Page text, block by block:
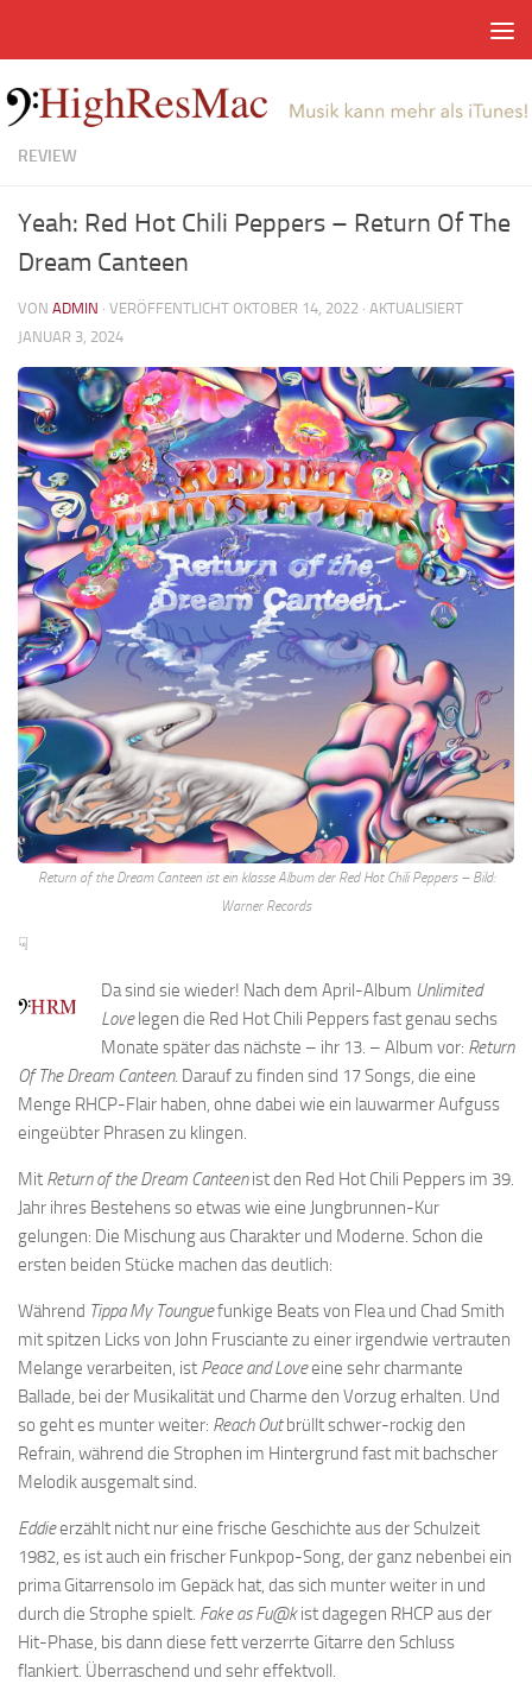
REVIEW
Yeah: Red Hot Chili Peppers – Return Of The
Dream Canteen
VON ADMIN · VERÖFFENTLICHT OKTOBER 14, 2022 · AKTUALISIERT
JANUAR 3, 2024
Return of the Dream Canteen ist ein klasse Album der Red Hot Chili Peppers – Bild:
Warner Records
☟
Da sind sie wieder! Nach dem April-Album Unlimited
Lovelegen die Red Hot Chili Peppers fast genau sechs
Monate später das nächste – ihr 13. – Album vor: Return
Of The Dream Canteen. Darauf zu finden sind 17 Songs, die eine
Menge RHCP-Flair haben, ohne dabei wie ein lauwarmer Aufguss
eingeübter Phrasen zu klingen.
Mit Return of the Dream Canteenist den Red Hot Chili Peppers im 39.
Jahr ihres Bestehens so etwas wie eine Jungbrunnen-Kur
gelungen: Die Mischung aus Charakter und Moderne. Schon die
ersten beiden Stücke machen das deutlich:
Während Tippa My Tounguefunkige Beats von Flea und Chad Smith
mit spitzen Licks von John Frusciante zu einer irgendwie vertrauten
Melange verarbeiten, ist Peace and Loveeine sehr charmante
Ballade, bei der Musikalität und Charme den Vorzug erhalten. Und
so geht es munter weiter: Reach Outbrüllt schwer-rockig den
Refrain, während die Strophen im Hintergrund fast mit bachscher
Melodik ausgemalt sind.
Eddieerzählt nicht nur eine frische Geschichte aus der Schulzeit
1982, es ist auch ein frischer Funkpop-Song, der ganz nebenbei ein
prima Gitarrensolo im Gepäck hat, das sich munter weiter in und
durch die Strophe spielt. Fake as Fu@kist dagegen RHCP aus der
Hit-Phase, bis dann diese fett verzerrte Gitarre den Schluss
flankiert. Überraschend und sehr effektvoll.